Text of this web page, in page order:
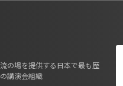
の場を提供する日本で最も歴
講演会組織